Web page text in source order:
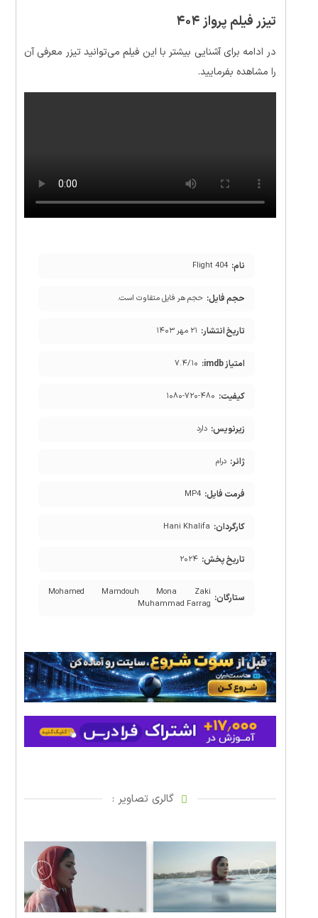
تیزر فیلم پرواز ۴۰۴
در ادامه برای آشنایی بیشتر با این فیلم می‌توانید تیزر معرفی آن
را مشاهده بفرمایید.
نام: Flight 404
حجم فایل: حجم هر فایل متفاوت است.
تاریخ انتشار: ۲۱ مهر ۱۴۰۳
امتیاز imdb: ۷.۴/۱۰
کیفیت: ۱۰۸۰-۷۲۰-۴۸۰
زیرنویس: دارد
ژانر: درام
فرمت فایل: MP4
کارگردان: Hani Khalifa
تاریخ پخش: ۲۰۲۴
ستارگان: Mohamed Mamdouh Mona Zaki
Muhammad Farrag
گالری تصاویر :